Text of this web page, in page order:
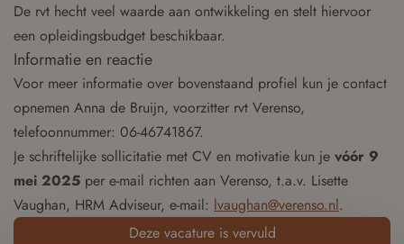
De rvt hecht veel waarde aan ontwikkeling en stelt hiervoor
een opleidingsbudget beschikbaar.
Informatie en reactie
Voor meer informatie over bovenstaand profiel kun je contact
opnemen Anna de Bruijn, voorzitter rvt Verenso,
telefoonnummer: 06-46741867.
Je schriftelijke sollicitatie met CV en motivatie kun je vóór 9
mei 2025 per e-mail richten aan Verenso, t.a.v. Lisette
Vaughan, HRM Adviseur, e-mail: lvaughan@verenso.nl.
Deze vacature is vervuld